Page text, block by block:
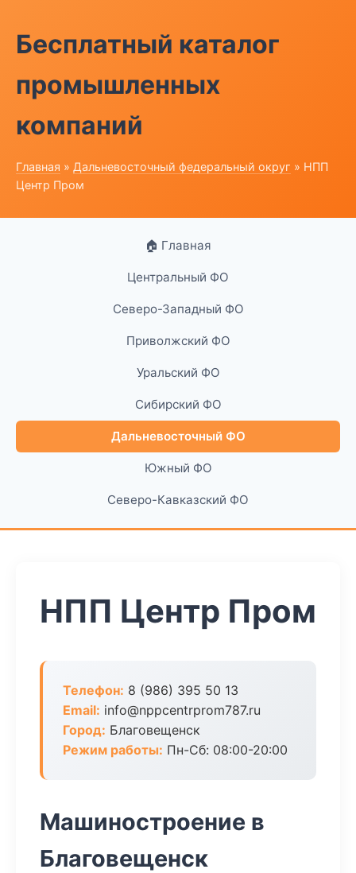
Бесплатный каталог
промышленных
компаний
Главная » Дальневосточный федеральный округ » НПП
Центр Пром
🏠 Главная
Центральный ФО
Северо-Западный ФО
Приволжский ФО
Уральский ФО
Сибирский ФО
Дальневосточный ФО
Южный ФО
Северо-Кавказский ФО
НПП Центр Пром
Телефон: 8 (986) 395 50 13
Email: info@nppcentrprom787.ru
Город: Благовещенск
Режим работы: Пн-Сб: 08:00-20:00
Машиностроение в
Благовещенск